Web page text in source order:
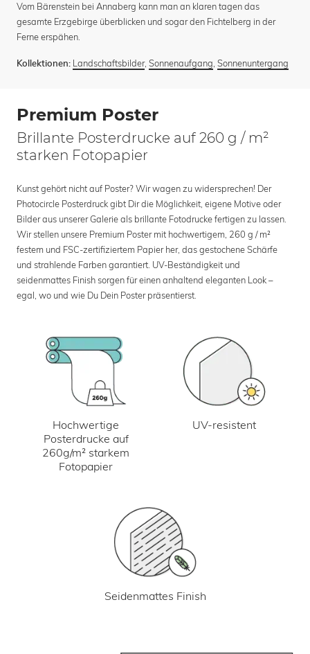
Vom Bärenstein bei Annaberg kann man an klaren tagen das
gesamte Erzgebirge überblicken und sogar den Fichtelberg in der
Ferne erspähen.
Kollektionen: Landschaftsbilder, Sonnenaufgang, Sonnenuntergang
Premium Poster
Brillante Posterdrucke auf 260 g / m²
starken Fotopapier
Kunst gehört nicht auf Poster? Wir wagen zu widersprechen! Der
Photocircle Posterdruck gibt Dir die Möglichkeit, eigene Motive oder
Bilder aus unserer Galerie als brillante Fotodrucke fertigen zu lassen.
Wir stellen unsere Premium Poster mit hochwertigem, 260 g / m²
festem und FSC-zertifiziertem Papier her, das gestochene Schärfe
und strahlende Farben garantiert. UV-Beständigkeit und
seidenmattes Finish sorgen für einen anhaltend eleganten Look –
egal, wo und wie Du Dein Poster präsentierst.
Hochwertige
Posterdrucke auf
260g/m² starkem
Fotopapier
UV-resistent
Seidenmattes Finish